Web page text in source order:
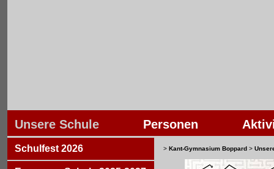
Unsere Schule Personen
Schulfest 2026 > Kant-Gymnasium Boppard >